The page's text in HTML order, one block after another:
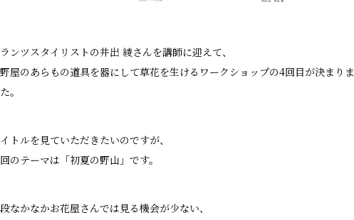
ンツスタイリストの井出 綾さんを講師に迎えて、
屋のあらもの道具を器にして草花を生けるワークショップの4回目が決まりま
。
トルを見ていただきたいのですが、
のテーマは「初夏の野山」です。
なかなかお花屋さんでは見る機会が少ない、